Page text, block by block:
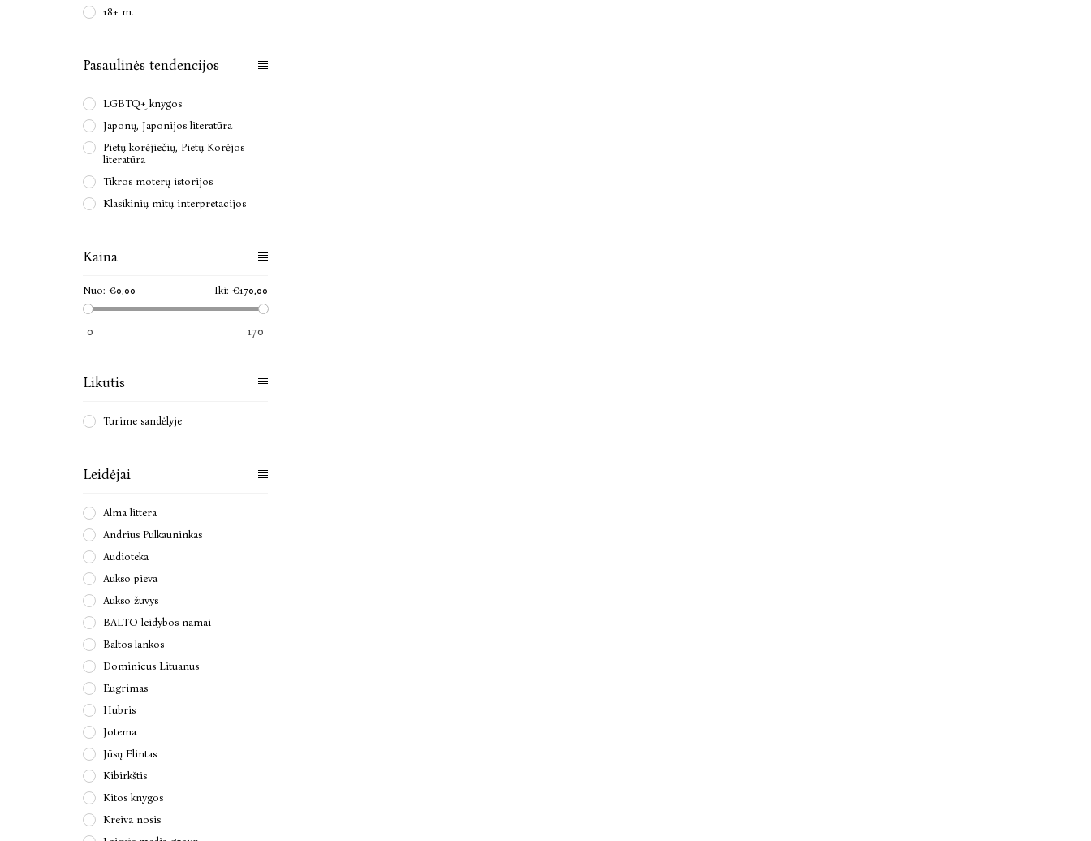
18+ m.
Pasaulinės tendencijos
LGBTQ+ knygos
Japonų, Japonijos literatūra
Pietų korėjiečių, Pietų Korėjos
literatūra
Tikros moterų istorijos
Klasikinių mitų interpretacijos
Kaina
Nuo: €0,00 Iki: €170,00
0 170
Likutis
Turime sandėlyje
Leidėjai
Alma littera
Andrius Pulkauninkas
Audioteka
Aukso pieva
Aukso žuvys
BALTO leidybos namai
Baltos lankos
Dominicus Lituanus
Eugrimas
Hubris
Jotema
Jūsų Flintas
Kibirkštis
Kitos knygos
Kreiva nosis